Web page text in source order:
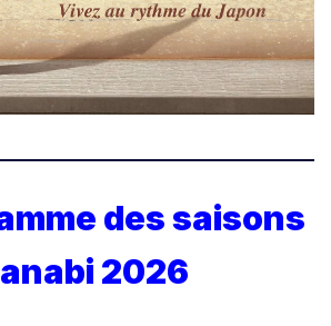
des saisons
2026